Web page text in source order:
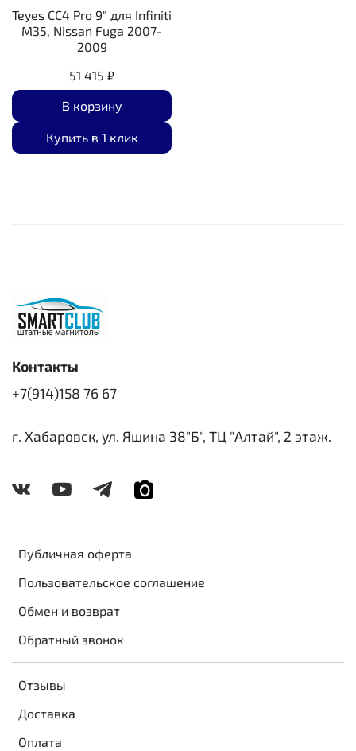
Teyes CC4 Pro 9" для Infiniti
M35, Nissan Fuga 2007-
2009
51 415 ₽
В корзину
Купить в 1 клик
Публичная оферта
Пользовательское соглашение
Обмен и возврат
Обратный звонок
Отзывы
Доставка
Оплата
Контакты
+7(914)158 76 67
г. Хабаровск, ул. Яшина 38"Б", ТЦ "Алтай", 2 этаж.